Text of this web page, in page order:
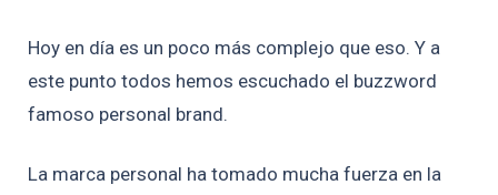
Hoy en día es un poco más complejo que eso. Y a
este punto todos hemos escuchado el buzzword
famoso personal brand.
La marca personal ha tomado mucha fuerza en la